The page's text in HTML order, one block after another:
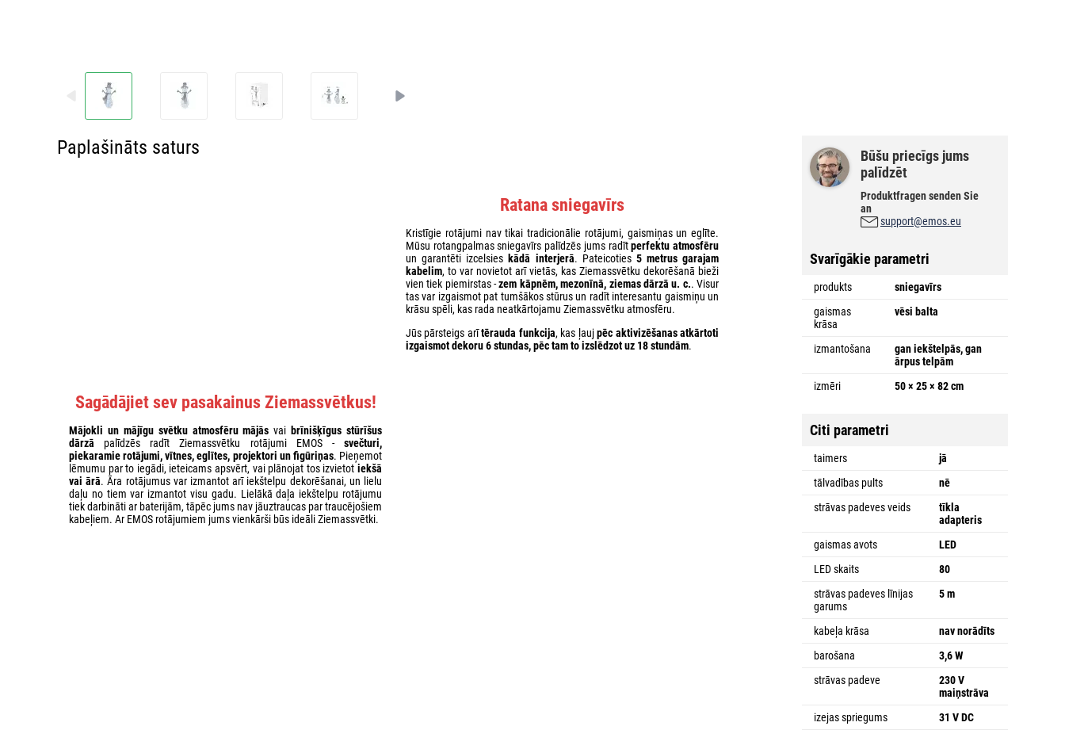
Paplašināts saturs
Ratana sniegavīrs
Kristīgie rotājumi nav tikai tradicionālie rotājumi, gaismiņas un eglīte.
Mūsu rotangpalmas sniegavīrs palīdzēs jums radītperfektu atmosfēru
un garantēti izcelsieskādā interjerā. Pateicoties 5 metrus garajam
kabelim, to var novietot arī vietās, kas Ziemassvētku dekorēšanā bieži
vien tiek piemirstas -zem kāpnēm, mezonīnā, ziemas dārzā u. c.. Visur
tas var izgaismot pat tumšākos stūrus un radīt interesantu gaismiņu un
krāsu spēli, kas rada neatkārtojamu Ziemassvētku atmosfēru.
Jūs pārsteigs arītērauda funkcija, kas ļaujpēc aktivizēšanas atkārtoti
izgaismot dekoru 6 stundas, pēc tam to izslēdzot uz 18 stundām.
Sagādājiet sev pasakainus Ziemassvētkus!
Mājokli un mājīgu svētku atmosfēru mājās vaibrīnišķīgus stūrīšus
dārzā palīdzēs radīt Ziemassvētku rotājumi EMOS - svečturi,
piekaramie rotājumi, vītnes, eglītes, projektori un figūriņas. Pieņemot
lēmumu par to iegādi, ieteicams apsvērt, vai plānojat tos izvietot iekšā
vai ārā. Āra rotājumus var izmantot arī iekštelpu dekorēšanai, un lielu
daļu no tiem var izmantot visu gadu. Lielākā daļa iekštelpu rotājumu
tiek darbināti ar baterijām, tāpēc jums nav jāuztraucas par traucējošiem
kabeļiem. Ar EMOS rotājumiem jums vienkārši būs ideāli Ziemassvētki.
Būšu priecīgs jums
palīdzēt
Produktfragen senden Sie
an
support@emos.eu
Svarīgākie parametri
produkts
sniegavīrs
gaismas
krāsa
vēsi balta
izmantošana
gan iekštelpās, gan
ārpus telpām
izmēri
50 × 25 × 82 cm
Citi parametri
taimers
jā
tālvadības pults
nē
strāvas padeves veids
tīkla
adapteris
gaismas avots
LED
LED skaits
80
strāvas padeves līnijas
garums
5 m
kabeļa krāsa
nav norādīts
barošana
3,6 W
strāvas padeve
230 V
maiņstrāva
izejas spriegums
31 V DC